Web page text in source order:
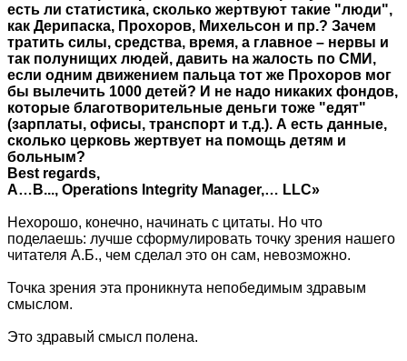
есть ли статистика, сколько жертвуют такие "люди",
как Дерипаска, Прохоров, Михельсон и пр.? Зачем
тратить силы, средства, время, а главное – нервы и
так полунищих людей, давить на жалость по СМИ,
если одним движением пальца тот же Прохоров мог
бы вылечить 1000 детей? И не надо никаких фондов,
которые благотворительные деньги тоже "едят"
(зарплаты, офисы, транспорт и т.д.). А есть данные,
сколько церковь жертвует на помощь детям и
больным?
Best regards,
A…В..., Operations Integrity Manager,… LLС»
Нехорошо, конечно, начинать с цитаты. Но что
поделаешь: лучше сформулировать точку зрения нашего
читателя А.Б., чем сделал это он сам, невозможно.
Точка зрения эта проникнута непобедимым здравым
смыслом.
Это здравый смысл полена.